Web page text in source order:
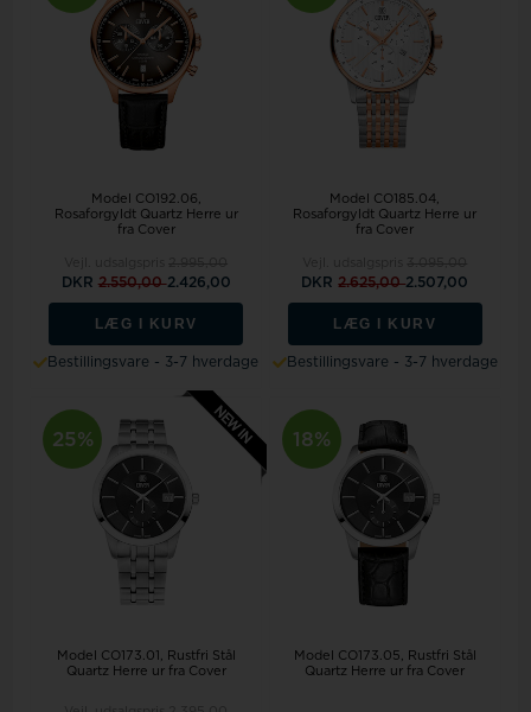
Model CO192.06
Rosaforgyldt Quartz Herre ur
fra Cover
DKR 2.550,002.426,00
LÆG I KURV
Bestillingsvare - 3-7 hverdage
Model CO185.04
Rosaforgyldt Quartz Herre ur
fra Cover
DKR2.625,002.507,00
LÆG I KURV
Bestillingsvare - 3-7 hverdage
25%
Model CO173.01
Rustfri Stål
Quartz Herre ur fra Cover
18%
Model CO173.05
Rustfri Stål
Quartz Herre ur fra Cover